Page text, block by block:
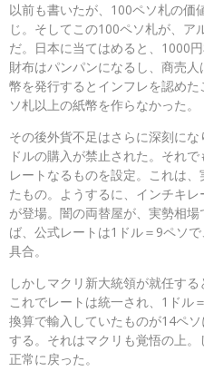
以前も書いたが、100ペソ札の価
じ。そしてこの100ペソ札が、
だ。日本に当てはめると、1000
財布はパンパンになるし、商売
幣を発行するとインフレを認め
ソ札以上の紙幣を作らなかった。
その後外貨不足はさらに深刻にな
ドルの購入が禁止された。それ
レートなるものを設定。これは
たもの。ようするに、インチキ
が登場。闇の両替屋が、実勢相
ば、公式レートは1ドル＝9ペソ
具合。
しかしマクリ新大統領が就任する
これでレートは統一され、1ドル
換算で輸入していたものが14ペ
する。それはマクリも覚悟の上
正常に戻った。